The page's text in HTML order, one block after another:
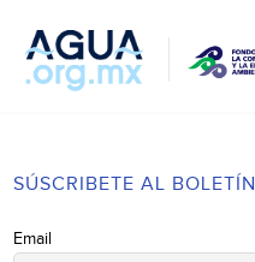
SÚSCRIBETE AL BOLETÍN
Email